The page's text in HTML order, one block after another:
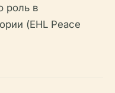
роль в
(EHL Peace